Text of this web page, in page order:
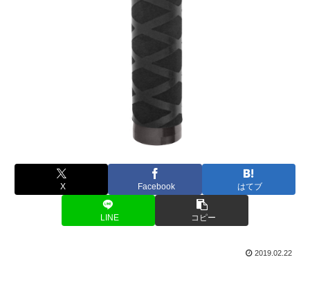
X Facebook はてブ
LINE コピー
2019.02.22